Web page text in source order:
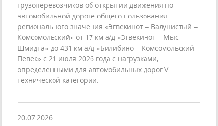
грузоперевозчиков об открытии движения по
автомобильной дороге общего пользования
регионального значения «Эгвекинот – Валунистый –
Комсомольский» от 17 км а/д «Эгвекинот – Мыс
Шмидта» до 431 км а/д «Билибино – Комсомольский –
Певек» с 21 июля 2026 года с нагрузками,
определенными для автомобильных дорог V
технической категории.
20.07.2026